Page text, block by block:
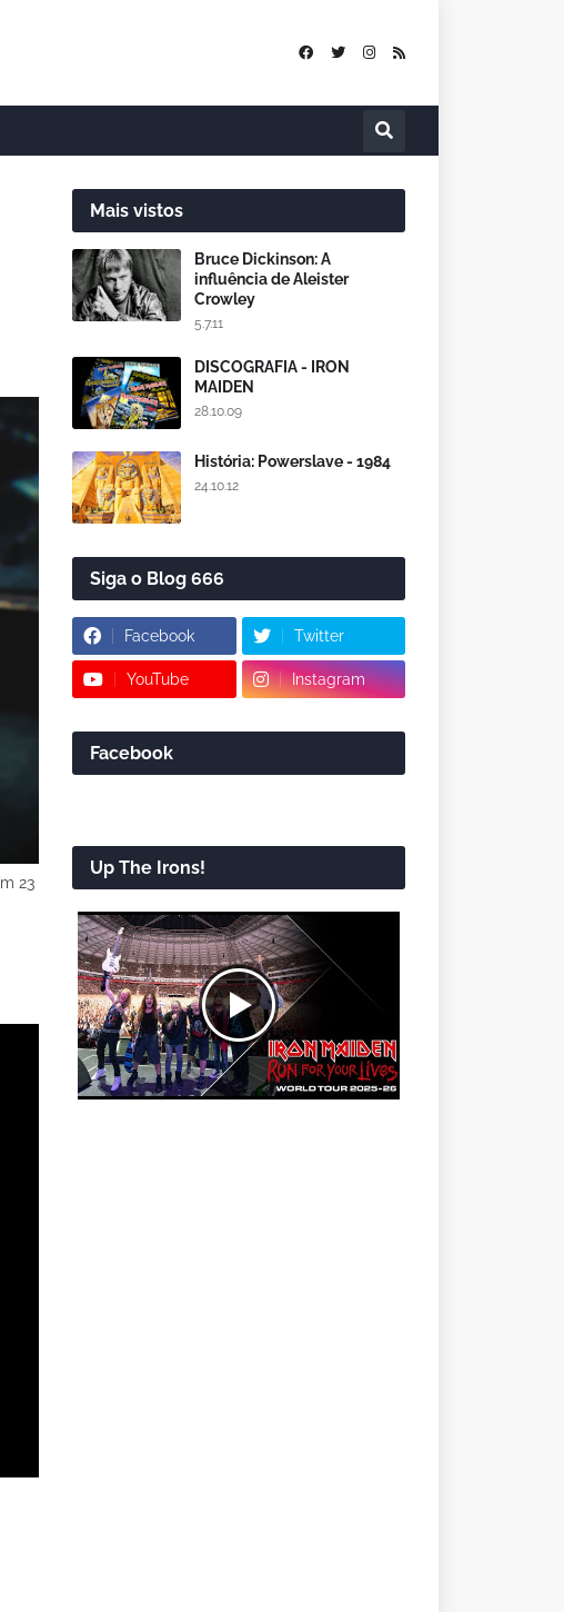
23
Mais vistos
Bruce Dickinson: A
influência de Aleister
Crowley
5.7.11
DISCOGRAFIA - IRON
MAIDEN
28.10.09
História: Powerslave - 1984
24.10.12
Siga o Blog 666
Facebook Twitter
YouTube Instagram
Facebook
Up The Irons!